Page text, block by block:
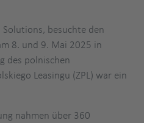
Solutions, besuchte den
8. und 9. Mai 2025 in
des polnischen
Leasingu (ZPL) war ein
nahmen über 360